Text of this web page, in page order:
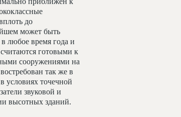
до
может быть
любое время года и
готовыми к
сооружениями на
так же в
условиях точечной
звуковой и
высотных зданий.